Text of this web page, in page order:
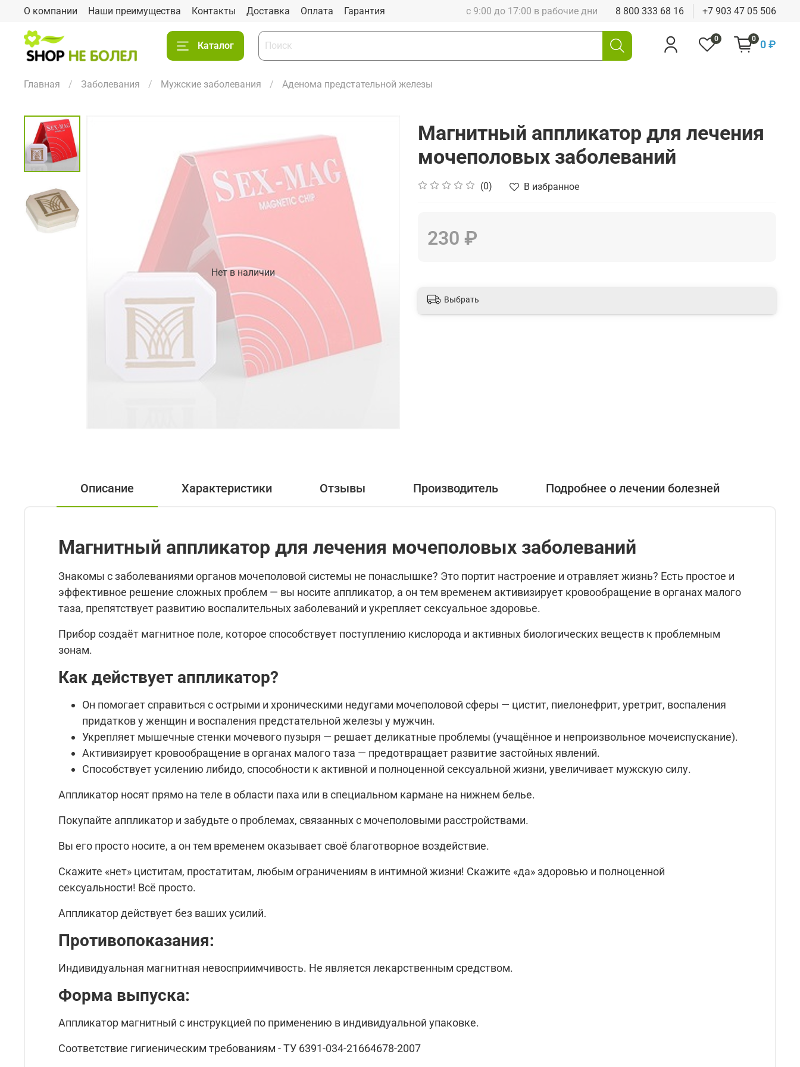
О компании Наши преимущества Контакты Доставка Оплата Гарантия с 9:00 до 17:00 в рабочие дни 8 800 333 68 16 +7 903 47 05 506
Каталог
0 0 0 ₽
Главная Заболевания Мужские заболевания Аденома предстательной железы
Нет в наличии
Магнитный аппликатор для лечения
мочеполовых заболеваний
(0) В избранное
230 ₽
Выбрать
Описание Характеристики Отзывы Производитель Подробнее о лечении болезней
Магнитный аппликатор для лечения мочеполовых заболеваний
Знакомы с заболеваниями органов мочеполовой системы не понаслышке? Это портит настроение и отравляет жизнь? Есть простое и
эффективное решение сложных проблем — вы носите аппликатор, а он тем временем активизирует кровообращение в органах малого
таза, препятствует развитию воспалительных заболеваний и укрепляет сексуальное здоровье.
Прибор создаёт магнитное поле, которое способствует поступлению кислорода и активных биологических веществ к проблемным
зонам.
Как действует аппликатор?
Он помогает справиться с острыми и хроническими недугами мочеполовой сферы — цистит, пиелонефрит, уретрит, воспаления
придатков у женщин и воспаления предстательной железы у мужчин.
Укрепляет мышечные стенки мочевого пузыря — решает деликатные проблемы (учащённое и непроизвольное мочеиспускание).
Активизирует кровообращение в органах малого таза — предотвращает развитие застойных явлений.
Способствует усилению либидо, способности к активной и полноценной сексуальной жизни, увеличивает мужскую силу.
Аппликатор носят прямо на теле в области паха или в специальном кармане на нижнем белье.
Покупайте аппликатор и забудьте о проблемах, связанных с мочеполовыми расстройствами.
Вы его просто носите, а он тем временем оказывает своё благотворное воздействие.
Скажите «нет» циститам, простатитам, любым ограничениям в интимной жизни! Скажите «да» здоровью и полноценной
сексуальности! Всё просто.
Аппликатор действует без ваших усилий.
Противопоказания:
Индивидуальная магнитная невосприимчивость. Не является лекарственным средством.
Форма выпуска:
Аппликатор магнитный с инструкцией по применению в индивидуальной упаковке.
Соответствие гигиеническим требованиям - ТУ 6391-034-21664678-2007